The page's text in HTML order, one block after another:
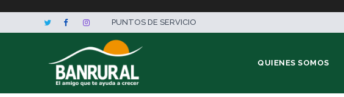
PUNTOS DE SERVICIO
QUIENES SOMOS